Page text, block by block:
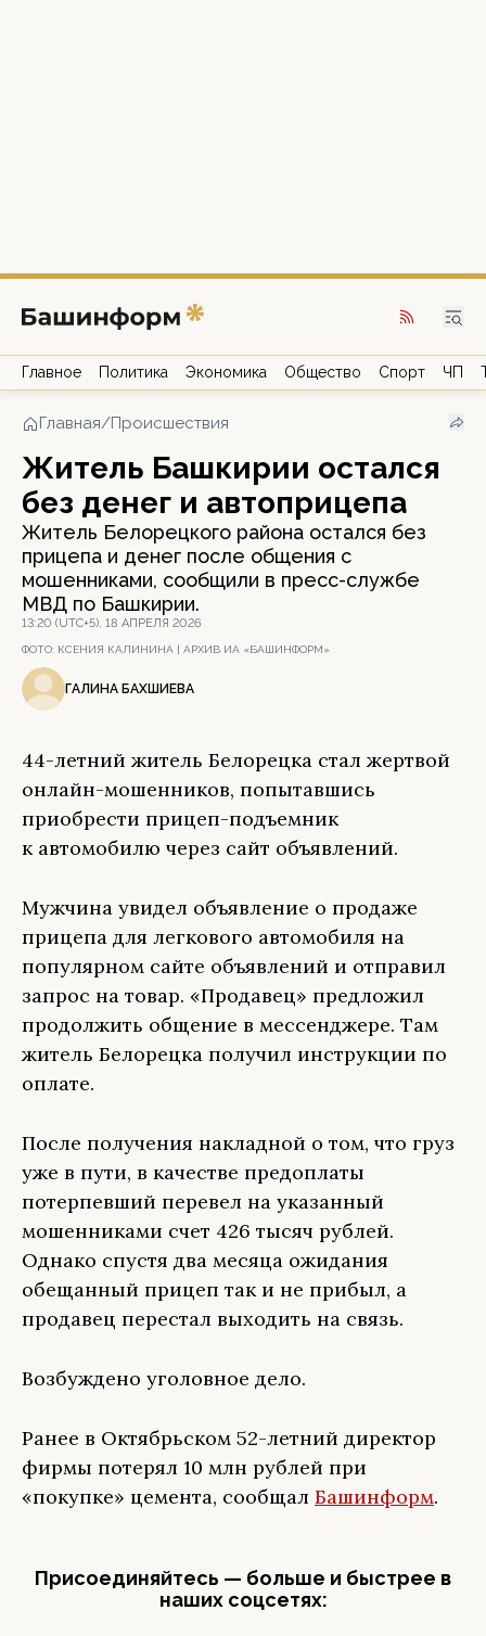
Главное Политика Экономика Общество Спорт ЧП
Главная/Происшествия
Житель Башкирии остался
без денег и автоприцепа
Житель Белорецкого района остался без
прицепа и денег после общения с
мошенниками, сообщили в пресс-службе
МВД по Башкирии.
13:20 (UTC+5), 18 АПРЕЛЯ 2026
ФОТО: КСЕНИЯ КАЛИНИНА | АРХИВ ИА «БАШИНФОРМ»
ГАЛИНА БАХШИЕВА
44-летний житель Белорецка стал жертвой
онлайн-мошенников, попытавшись
приобрести прицеп-подъемник
к автомобилю через сайт объявлений.
Мужчина увидел объявление о продаже
прицепа для легкового автомобиля на
популярном сайте объявлений и отправил
запрос на товар. «Продавец» предложил
продолжить общение в мессенджере. Там
житель Белорецка получил инструкции по
оплате.
После получения накладной о том, что груз
уже в пути, в качестве предоплаты
потерпевший перевел на указанный
мошенниками счет 426 тысяч рублей.
Однако спустя два месяца ожидания
обещанный прицеп так и не прибыл, а
продавец перестал выходить на связь.
Возбуждено уголовное дело.
Ранее в Октябрьском 52-летний директор
фирмы потерял 10 млн рублей при
«покупке» цемента, сообщал Башинформ.
Присоединяйтесь — больше и быстрее в
наших соцсетях: